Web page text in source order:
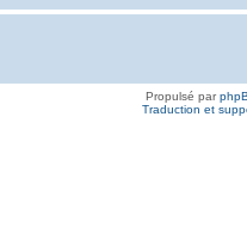
Propulsé par
Traduction et